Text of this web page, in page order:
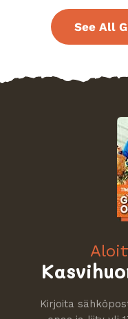
See All
Kirjoita